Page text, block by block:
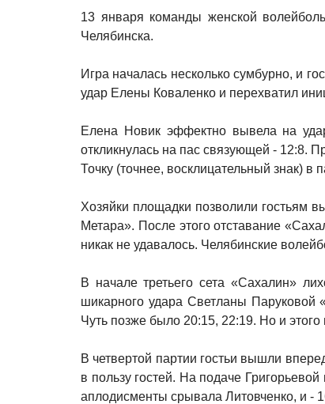
13 января команды женской
Челябинска.
Игра началась несколько сумбурно, и
удар Елены Коваленко и перехватил
Елена Новик эффектно вывела на
откликнулась на пас связующей - 12:8.
Точку (точнее, восклицательный знак) в
Хозяйки площадки позволили гостьям
Метара». После этого отставание
никак не удавалось. Челябинские
В начале третьего сета «Сахалин»
шикарного удара Светланы Паруковой
Чуть позже было 20:15, 22:19. Но и
В четвертой партии гостьи вышли
в пользу гостей. На подаче
аплодисменты срывала Литовченко, и -